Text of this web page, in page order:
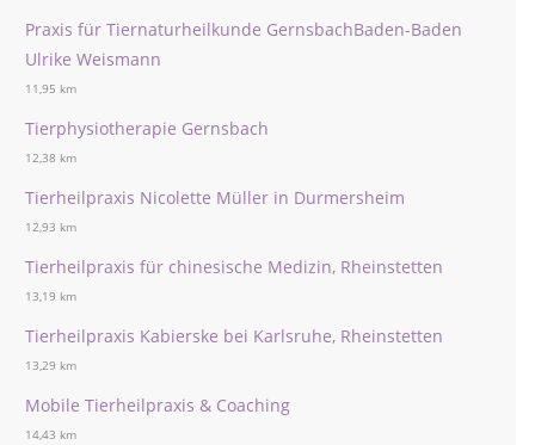
Praxis für Tiernaturheilkunde GernsbachBaden-Baden
Ulrike Weismann
11,95 km
Tierphysiotherapie Gernsbach
12,38 km
Tierheilpraxis Nicolette Müller in Durmersheim
12,93 km
Tierheilpraxis für chinesische Medizin, Rheinstetten
13,19 km
Tierheilpraxis Kabierske bei Karlsruhe, Rheinstetten
13,29 km
Mobile Tierheilpraxis & Coaching
14,43 km